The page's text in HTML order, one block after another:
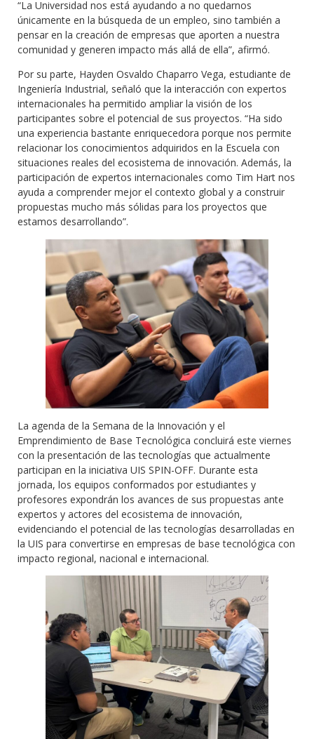
“La Universidad nos está ayudando a no quedarnos
únicamente en la búsqueda de un empleo, sino también a
pensar en la creación de empresas que aporten a nuestra
comunidad y generen impacto más allá de ella”, afirmó.
Por su parte, Hayden Osvaldo Chaparro Vega, estudiante de
Ingeniería Industrial, señaló que la interacción con expertos
internacionales ha permitido ampliar la visión de los
participantes sobre el potencial de sus proyectos. “Ha sido
una experiencia bastante enriquecedora porque nos permite
relacionar los conocimientos adquiridos en la Escuela con
situaciones reales del ecosistema de innovación. Además, la
participación de expertos internacionales como Tim Hart nos
ayuda a comprender mejor el contexto global y a construir
propuestas mucho más sólidas para los proyectos que
estamos desarrollando”.
La agenda de la Semana de la Innovación y el
Emprendimiento de Base Tecnológica concluirá este viernes
con la presentación de las tecnologías que actualmente
participan en la iniciativa UIS SPIN-OFF. Durante esta
jornada, los equipos conformados por estudiantes y
profesores expondrán los avances de sus propuestas ante
expertos y actores del ecosistema de innovación,
evidenciando el potencial de las tecnologías desarrolladas en
la UIS para convertirse en empresas de base tecnológica con
impacto regional, nacional e internacional.